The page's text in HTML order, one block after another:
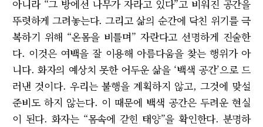
아니라 “그 방에선 나무가 자라고 있다”고 비워진 공간을
뚜렷하게 그려놓는다. 그리고 삶의 순간에 닥친 위기를 극
복하기 위해 “온몸을 비틀며” 자란다고 선명하게 진술한
다. 이것은 여백을 잘 이용해 아름다움을 찾는 행위가 아
니다. 화자의 예상치 못한 어두운 삶을 ‘백색 공간’으로 드
러낸 것이다. 우리는 불행을 계획하지 않고, 그것에 맞설
준비도 하지 않는다. 이 때문에 백색 공간은 두려운 현실
이 된다. 화자는 “몸속에 갇힌 태양”을 확인한다. 분명하